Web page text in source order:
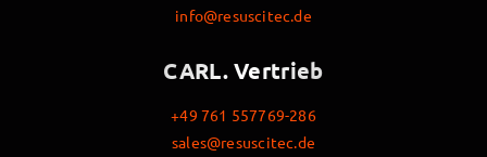
info@resuscitec.de
CARL. Vertrieb
+49 761 557769-286
sales@resuscitec.de